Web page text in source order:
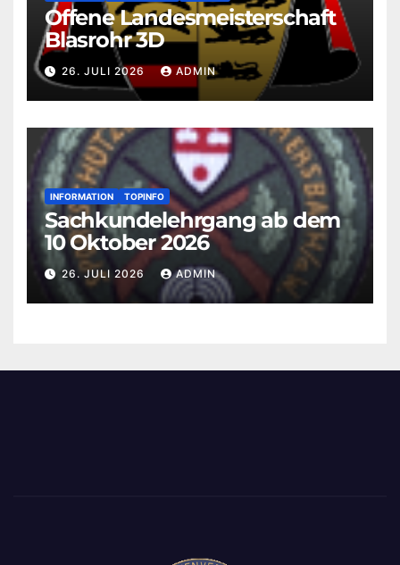
Offene Landesmeisterschaft
Blasrohr 3D
26. JULI 2026 ADMIN
INFORMATION TOPINFO
Sachkundelehrgang ab dem
10 Oktober 2026
26. JULI 2026 ADMIN